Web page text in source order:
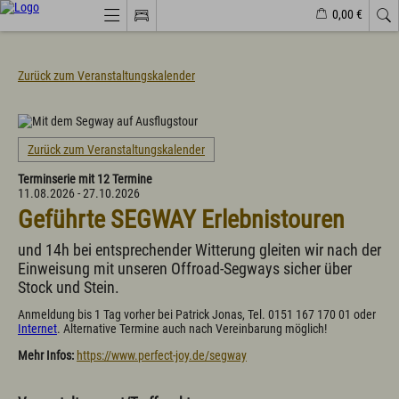
0,00 €
Webcams Veranstaltungen
Natürlich(er)leben
Veranstaltungen
Wandern
Familiendorf
Sport und Freizeit
Gesundheit / Wellness
Branchenbuch/Marktplatz
Winter
Impressionen
Urlaub im Allgäu
Suchen & Buchen
Urlaub auf dem Bauernhof
Zurück zum Veranstaltungskalender
Zurück zum Veranstaltungskalender
Terminserie mit 12 Termine
11.08.2026 - 27.10.2026
Geführte SEGWAY Erlebnistouren
und 14h bei entsprechender Witterung gleiten wir nach der
Einweisung mit unseren Offroad-Segways sicher über
Stock und Stein.
Anmeldung bis 1 Tag vorher bei Patrick Jonas, Tel. 0151 167 170 01 oder
Internet. Alternative Termine auch nach Vereinbarung möglich!
Mehr Infos: https://www.perfect-joy.de/segway